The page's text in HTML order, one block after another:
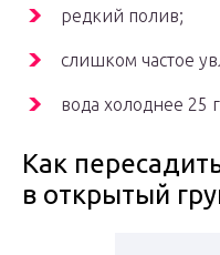
редкий полив;
слишком частое
вода холоднее 25
Как
в открытый